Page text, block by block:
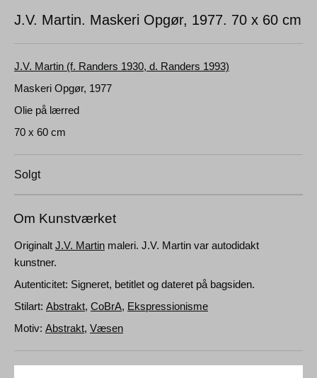
J.V. Martin. Maskeri Opgør, 1977. 70 x 60 cm
J.V. Martin (f. Randers 1930, d. Randers 1993)
Maskeri Opgør, 1977
Olie på lærred
70 x 60 cm
Solgt
Om Kunstværket
Originalt J.V. Martin maleri. J.V. Martin var autodidakt
kunstner.
Autenticitet: Signeret, betitlet og dateret på bagsiden.
Stilart: Abstrakt, CoBrA, Ekspressionisme
Motiv: Abstrakt, Væsen